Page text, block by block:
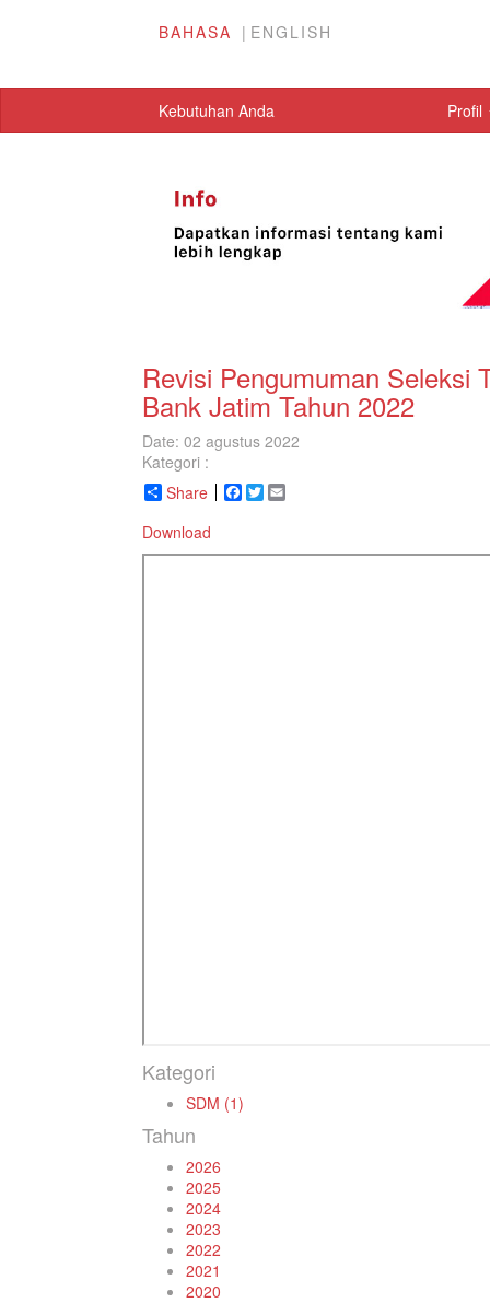
BAHASA ENGLISH
Kebutuhan Anda Profil
Revisi Pengumuman Seleksi
Bank Jatim Tahun 2022
Date: 02 agustus 2022
Kategori :
Share
Facebook
Twitter
Download
Kategori
SDM (1)
Tahun
2026
2025
2024
2023
2022
2021
2020